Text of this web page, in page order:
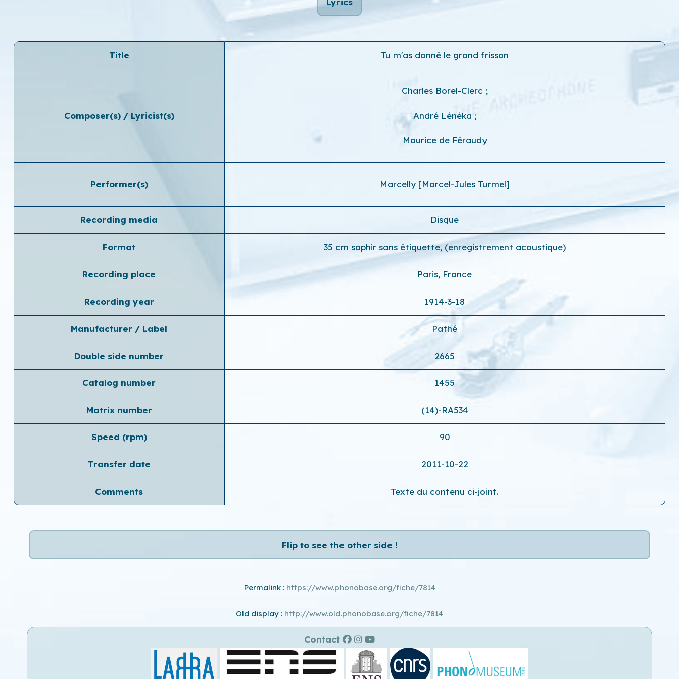
Title Tu m'as donné le grand frisson
Composer(s) / Lyricist(s)
Charles Borel-Clerc ;
André Lénéka ;
Maurice de Féraudy
Performer(s) Marcelly [Marcel-Jules Turmel]
Recording media Disque
Format 35 cm saphir sans étiquette, (enregistrement acoustique)
Recording place Paris, France
Recording year 1914-3-18
Manufacturer / Label Pathé
Double side number 2665
Catalog number 1455
Matrix number (14)-RA534
Speed ​​(rpm) 90
Transfer date 2011-10-22
Comments Texte du contenu ci-joint.
Flip to see the other side !
Permalink : https://www.phonobase.org/fiche/7814
Old display : http://www.old.phonobase.org/fiche/7814
Contact